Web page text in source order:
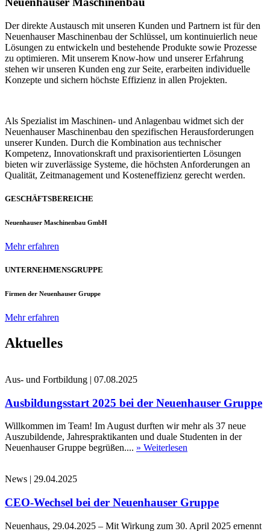
Der direkte Austausch mit unseren Kunden und Partnern ist für den
Neuenhauser Maschinenbau der Schlüssel, um kontinuierlich neue
Lösungen zu entwickeln und bestehende Produkte sowie Prozesse
zu optimieren. Mit unserem Know-how und unserer Erfahrung
stehen wir unseren Kunden eng zur Seite, erarbeiten individuelle
Konzepte und sichern höchste Effizienz in allen Projekten.
Als Spezialist im Maschinen- und Anlagenbau widmet sich der
Neuenhauser Maschinenbau den spezifischen Herausforderungen
unserer Kunden. Durch die Kombination aus technischer
Kompetenz, Innovationskraft und praxisorientierten Lösungen
bieten wir zuverlässige Systeme, die höchsten Anforderungen an
Qualität, Zeitmanagement und Kosteneffizienz gerecht werden.
GESCHÄFTSBEREICHE
Neuenhauser Maschinenbau GmbH
Mehr erfahren
UNTERNEHMENSGRUPPE
Firmen der Neuenhauser Gruppe
Mehr erfahren
Aktuelles
Aus- und Fortbildung | 07.08.2025
Ausbildungsstart 2025 bei der Neuenhauser Gruppe
Willkommen im Team! Im August durften wir mehr als 37 neue
Auszubildende, Jahrespraktikanten und duale Studenten in der
Neuenhauser Gruppe begrüßen.... » Weiterlesen
News | 29.04.2025
CEO-Wechsel bei der Neuenhauser Gruppe
Neuenhaus, 29.04.2025 – Mit Wirkung zum 30. April 2025 ernennt